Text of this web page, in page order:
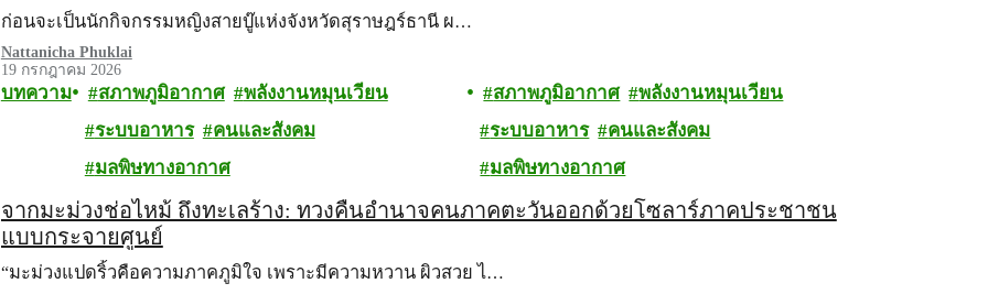
ก่อนจะเป็นนักกิจกรรมหญิงสายบู๊แห่งจังหวัดสุราษฎร์ธานี ผ…
Nattanicha Phuklai
19 กรกฎาคม 2026
บทความ สภาพภูมิอากาศ
พลังงานหมุนเวียน
ระบบอาหาร
คนและสังคม
มลพิษทางอากาศ
สภาพภูมิอากาศ
พลังงานหมุนเวียน
ระบบอาหาร
คนและสังคม
มลพิษทางอากาศ
จากมะม่วงช่อไหม้ ถึงทะเลร้าง: ทวงคืนอำนาจคนภาคตะวันออกด้วยโซลาร์ภาคประชาชน
แบบกระจายศูนย์
“มะม่วงแปดริ้วคือความภาคภูมิใจ เพราะมีความหวาน ผิวสวย ไ…